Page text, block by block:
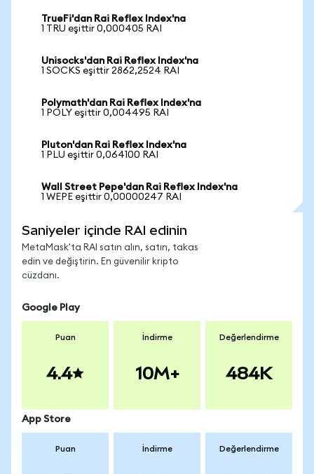
TrueFi'dan Rai Reflex Index'na
1 TRU eşittir 0,000405 RAI
Unisocks'dan Rai Reflex Index'na
1 SOCKS eşittir 2862,2524 RAI
Polymath'dan Rai Reflex Index'na
1 POLY eşittir 0,004495 RAI
Pluton'dan Rai Reflex Index'na
1 PLU eşittir 0,064100 RAI
Wall Street Pepe'dan Rai Reflex Index'na
1 WEPE eşittir 0,00000247 RAI
Saniyeler içinde RAI edinin
MetaMask'ta RAI satın alın, satın, takas
edin ve değiştirin. En güvenilir kripto
cüzdanı.
Google Play
Puan
4.4
İndirme
10M+
Değerlendirme
484K
App Store
Puan İndirme Değerlendirme